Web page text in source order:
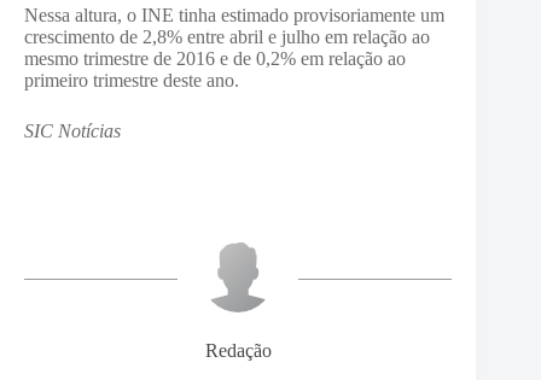
Nessa altura, o INE tinha estimado provisoriamente um
crescimento de 2,8% entre abril e julho em relação ao
mesmo trimestre de 2016 e de 0,2% em relação ao
primeiro trimestre deste ano.
SIC Notícias
Redação